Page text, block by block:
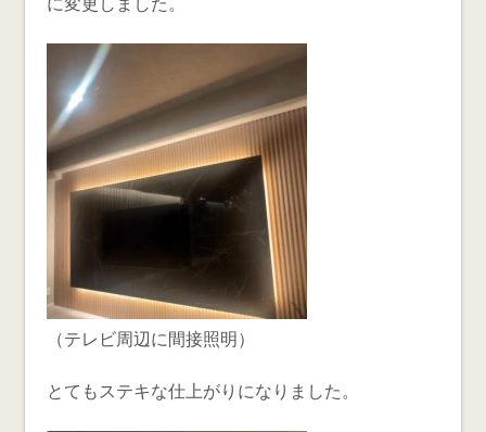
（テレビ周辺に間接照明）
とてもステキな仕上がりになりました。